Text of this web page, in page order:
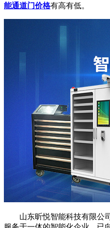
能通道门价格有高有低。
山东昕悦智能科技有限公司